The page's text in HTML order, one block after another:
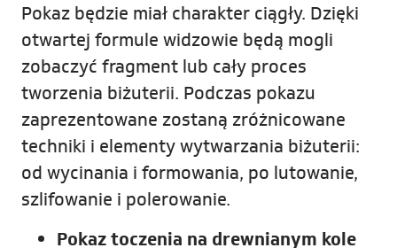
Pokaz będzie miał charakter ciągły. Dzięki
otwartej formule widzowie będą mogli
zobaczyć fragment lub cały proces
tworzenia biżuterii. Podczas pokazu
zaprezentowane zostaną zróżnicowane
techniki i elementy wytwarzania biżuterii:
od wycinania i formowania, po lutowanie,
szlifowanie i polerowanie.
Pokaz toczenia na drewnianym kole